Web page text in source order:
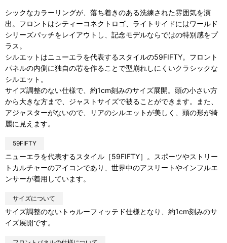
シックなカラーリングが、落ち着きのある洗練された雰囲気を演
出。フロントはシティーコネクトロゴ、ライトサイドにはワールド
シリーズパッチをレイアウトし、記念モデルならではの特別感をプ
ラス。
シルエットはニューエラを代表するスタイルの59FIFTY。フロント
パネルの内側に独自の芯を作ることで型崩れしにくいクラシックな
シルエット。
サイズ調整のない仕様で、約1cm刻みのサイズ展開。頭の小さい方
から大きな方まで、ジャストサイズで被ることができます。また、
アジャスターがないので、リアのシルエットが美しく、頭の形が綺
麗に見えます。
59FIFTY
ニューエラを代表するスタイル［59FIFTY］。スポーツやストリー
トカルチャーのアイコンであり、世界中のアスリートやインフルエ
ンサーが着用しています。
サイズについて
サイズ調整のないトゥルーフィッテド仕様となり、約1cm刻みのサ
イズ展開です。